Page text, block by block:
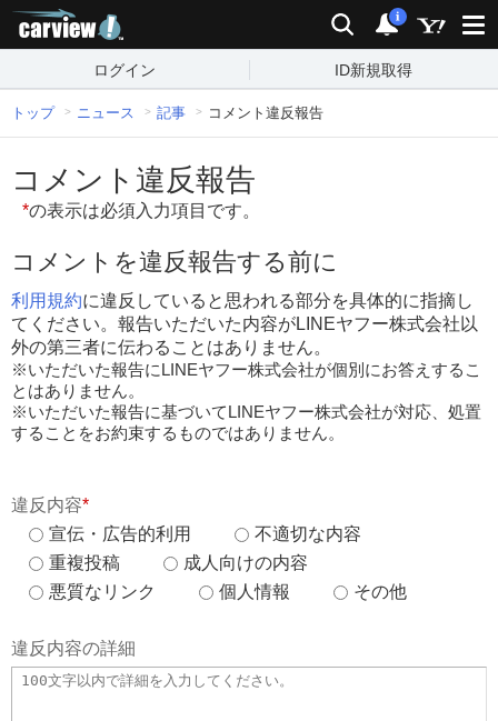
検索 通知
i
ログイン ID新規取得
トップ ニュース 記事 コメント違反報告
コメント違反報告
*の表示は必須入力項目です。
コメントを違反報告する前に
利用規約に違反していると思われる部分を具体的に指摘し
てください。報告いただいた内容がLINEヤフー株式会社以
外の第三者に伝わることはありません。
※いただいた報告にLINEヤフー株式会社が個別にお答えするこ
とはありません。
※いただいた報告に基づいてLINEヤフー株式会社が対応、処置
することをお約束するものではありません。
違反内容*
宣伝・広告的利用
不適切な内容
重複投稿
成人向けの内容
悪質なリンク
個人情報 その他
違反内容の詳細